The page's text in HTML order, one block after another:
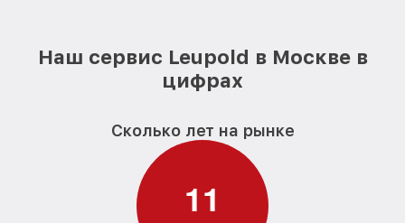
Наш сервис Leupold в Москве в
цифрах
Сколько лет на рынке
11